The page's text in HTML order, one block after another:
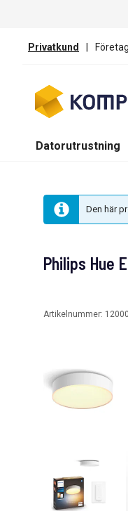
Privatkund | Företag
Datorutrustning
Den här
Philips Hue
Artikelnummer: